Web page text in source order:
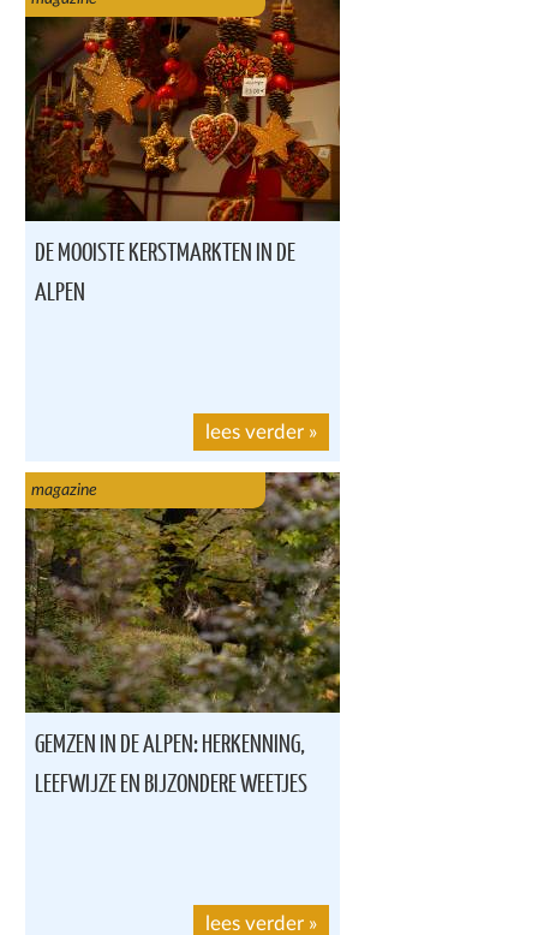
DE MOOISTE KERSTMARKTEN IN DE
ALPEN
lees verder »
magazine
GEMZEN IN DE ALPEN: HERKENNING,
LEEFWIJZE EN BIJZONDERE WEETJES
lees verder »